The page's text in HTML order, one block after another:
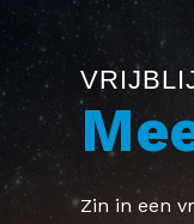
Zin in een